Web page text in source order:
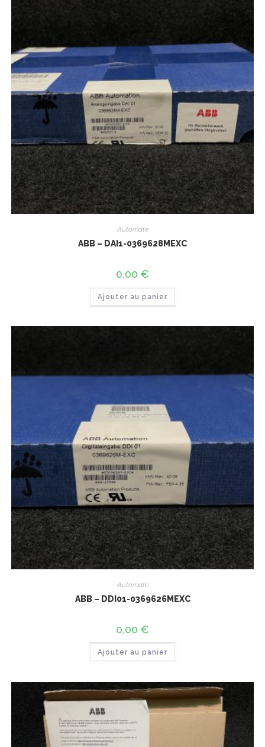
Automate
ABB – DAI1-0369628MEXC
0,00 €
Ajouter au panier
Automate
ABB – DDI01-0369626MEXC
0,00 €
Ajouter au panier